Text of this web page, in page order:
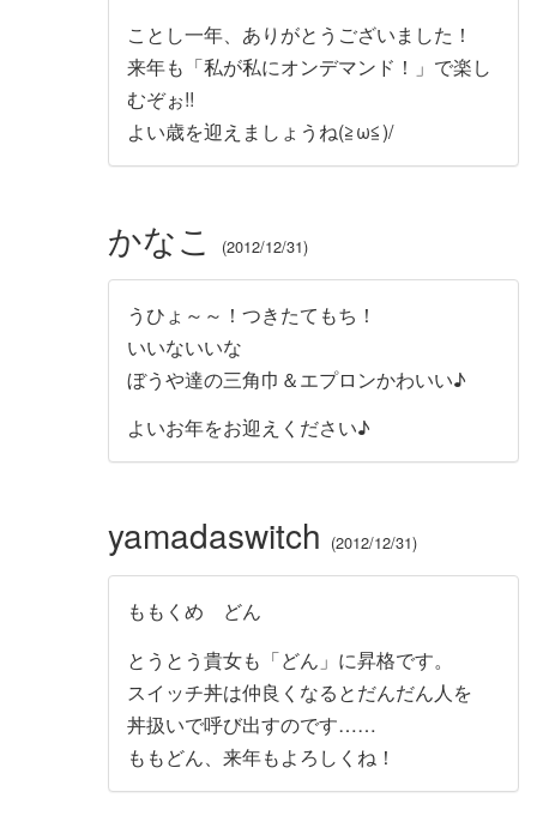
ことし一年、ありがとうございました！
来年も「私が私にオンデマンド！」で楽し
むぞぉ!!
よい歳を迎えましょうね(≧ω≦)/
かなこ 2012/12/31
うひょ～～！つきたてもち！
いいないいな
ぼうや達の三角巾＆エプロンかわいい♪
よいお年をお迎えください♪
yamadaswitch 2012/12/31
ももくめ どん
とうとう貴女も「どん」に昇格です。
スイッチ丼は仲良くなるとだんだん人を
丼扱いで呼び出すのです……
ももどん、来年もよろしくね！